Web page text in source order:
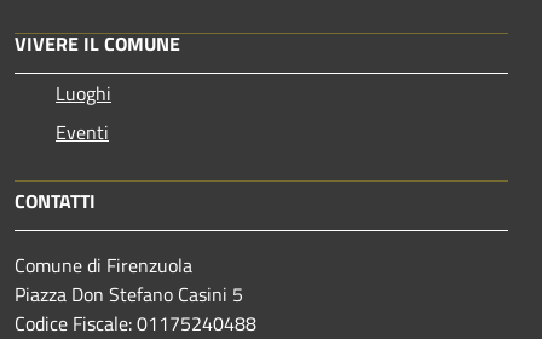
VIVERE IL COMUNE
Luoghi
Eventi
CONTATTI
Comune di Firenzuola
Piazza Don Stefano Casini 5
Codice Fiscale: 01175240488